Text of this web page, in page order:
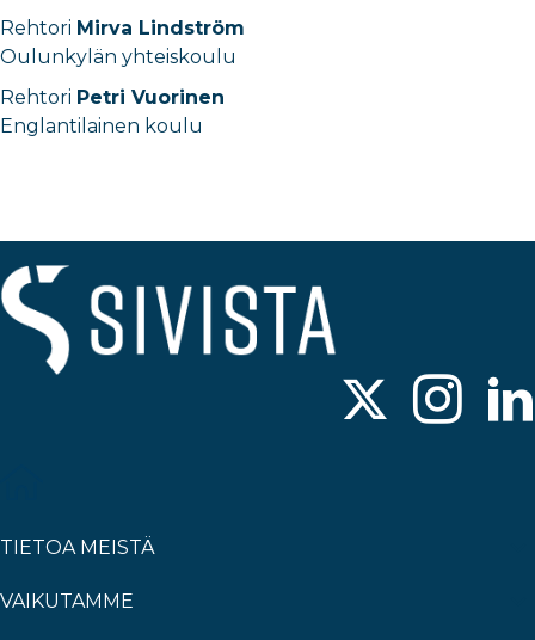
Rehtori Mirva Lindström
Oulunkylän yhteiskoulu
Rehtori Petri Vuorinen
Englantilainen koulu
TIETOA MEISTÄ
VAIKUTAMME